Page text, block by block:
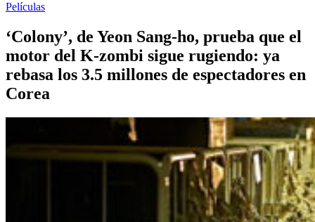
Películas
‘Colony’, de Yeon Sang-ho, prueba que el
motor del K-zombi sigue rugiendo: ya
rebasa los 3.5 millones de espectadores en
Corea